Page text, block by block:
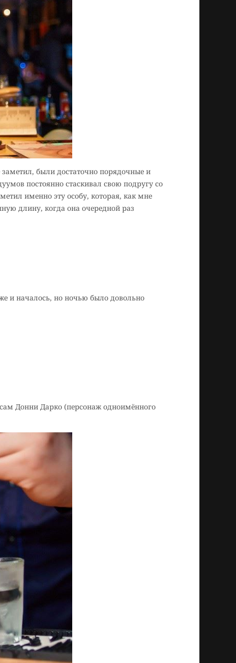
были достаточно порядочные и
постоянно стаскивал свою подругу со
именно эту особу, которая, как мне
длину, когда она очередной раз
и началось, но ночью было довольно
Донни Дарко (персонаж одноимённого